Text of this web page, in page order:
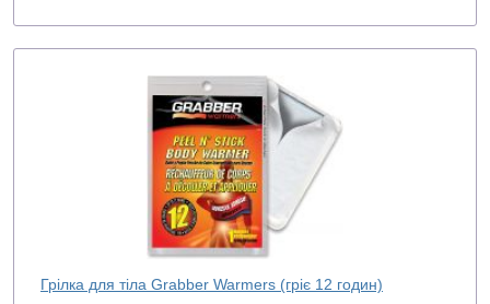
Грілка для тіла Grabber Warmers (гріє 12 годин)